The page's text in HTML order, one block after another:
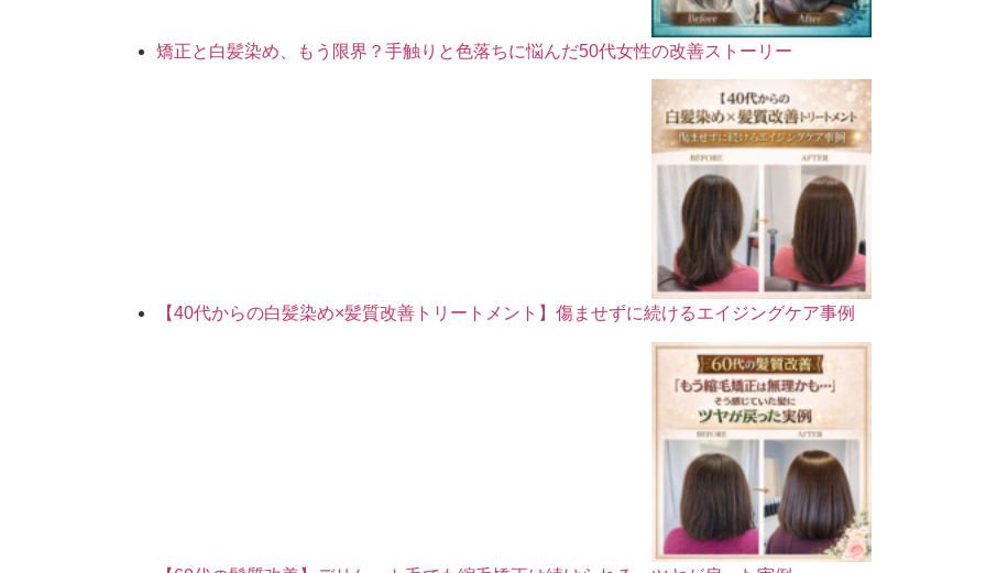
矯正と白髪染め、もう限界？手触りと色落ちに悩んだ50代女性の改善ストーリー
【40代からの白髪染め×髪質改善トリートメント】傷ませずに続けるエイジングケア事例